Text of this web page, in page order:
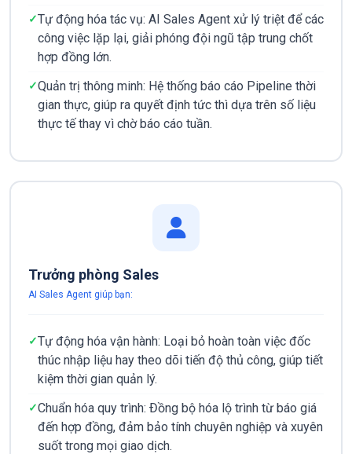
Tự động hóa tác vụ: AI Sales Agent xử lý triệt để các
công việc lặp lại, giải phóng đội ngũ tập trung chốt
hợp đồng lớn.
Quản trị thông minh: Hệ thống báo cáo Pipeline thời
gian thực, giúp ra quyết định tức thì dựa trên số liệu
thực tế thay vì chờ báo cáo tuần.
Trưởng phòng Sales
AI Sales Agent giúp bạn:
Tự động hóa vận hành: Loại bỏ hoàn toàn việc đốc
thúc nhập liệu hay theo dõi tiến độ thủ công, giúp tiết
kiệm thời gian quản lý.
Chuẩn hóa quy trình: Đồng bộ hóa lộ trình từ báo giá
đến hợp đồng, đảm bảo tính chuyên nghiệp và xuyên
suốt trong mọi giao dịch.